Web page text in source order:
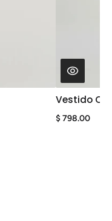
Vestido Off
$ 798.00